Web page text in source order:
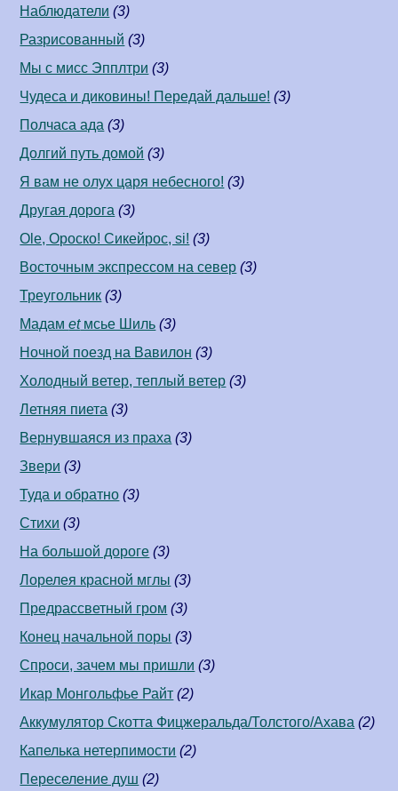
Наблюдатели (3)
Разрисованный (3)
Мы с мисс Эпплтри (3)
Чудеса и диковины! Передай дальше! (3)
Полчаса ада (3)
Долгий путь домой (3)
Я вам не олух царя небесного! (3)
Другая дорога (3)
Ole, Ороско! Сикейрос, si! (3)
Восточным экспрессом на север (3)
Треугольник (3)
Мадамetмсье Шиль (3)
Ночной поезд на Вавилон (3)
Холодный ветер, теплый ветер (3)
Летняя пиета (3)
Вернувшаяся из праха (3)
Звери (3)
Туда и обратно (3)
Стихи (3)
На большой дороге (3)
Лорелея красной мглы (3)
Предрассветный гром (3)
Конец начальной поры (3)
Спроси, зачем мы пришли (3)
Икар Монгольфье Райт (2)
Аккумулятор Скотта Фицжеральда/Толстого/Ахава (2)
Капелька нетерпимости (2)
Переселение душ (2)